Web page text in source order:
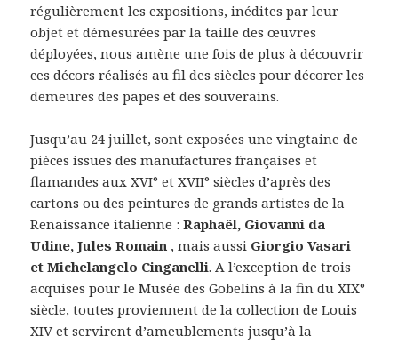
régulièrement les expositions, inédites par leur
objet et démesurées par la taille des œuvres
déployées, nous amène une fois de plus à découvrir
ces décors réalisés au fil des siècles pour décorer les
demeures des papes et des souverains.
Jusqu’au 24 juillet, sont exposées une vingtaine de
pièces issues des manufactures françaises et
flamandes aux XVI° et XVII° siècles d’après des
cartons ou des peintures de grands artistes de la
Renaissance italienne :Raphaël, Giovanni da
Udine, Jules Romain , mais aussi Giorgio Vasari
et Michelangelo Cinganelli. A l’exception de trois
acquises pour le Musée des Gobelins à la fin du XIX°
siècle, toutes proviennent de la collection de Louis
XIV et servirent d’ameublements jusqu’à la